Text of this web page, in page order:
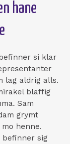
hane
si klar
lag aldrig alls.
blaffig
Sam
grymt
henne.
befinner sig